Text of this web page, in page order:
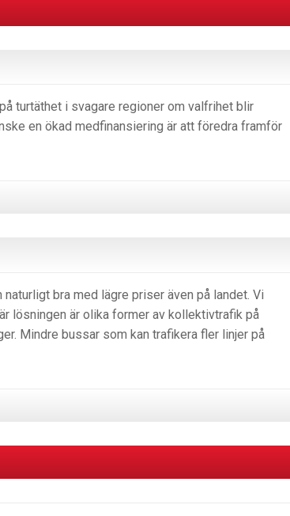
turtäthet i svagare regioner om valfrihet blir
en ökad medfinansiering är att föredra framför
bra med lägre priser även på landet. Vi
lösningen är olika former av kollektivtrafik på
Mindre bussar som kan trafikera fler linjer på